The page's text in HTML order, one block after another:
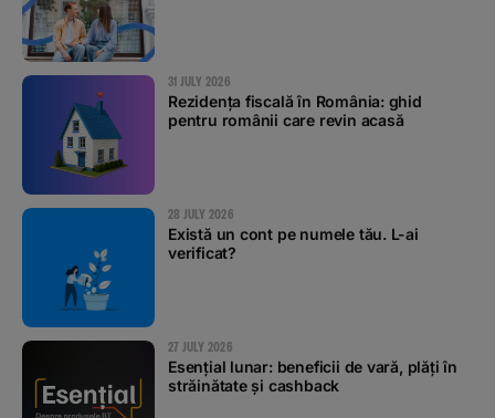
31 JULY 2026
Rezidența fiscală în România: ghid
pentru românii care revin acasă
28 JULY 2026
Există un cont pe numele tău. L-ai
verificat?
27 JULY 2026
Esențial lunar: beneficii de vară, plăți în
străinătate și cashback